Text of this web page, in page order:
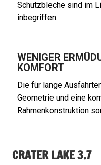
Schutzbleche sind im
inbegriffen.
WENIGER
KOMFORT
Die für lange
Geometrie und eine
Rahmenkonstruktion
CRATER LAKE 3.7